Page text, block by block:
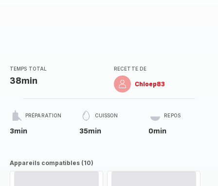
TEMPS TOTAL
38min
RECETTE DE
Chloep83
PRÉPARATION
3min
CUISSON
35min
REPOS
0min
Appareils compatibles (10)